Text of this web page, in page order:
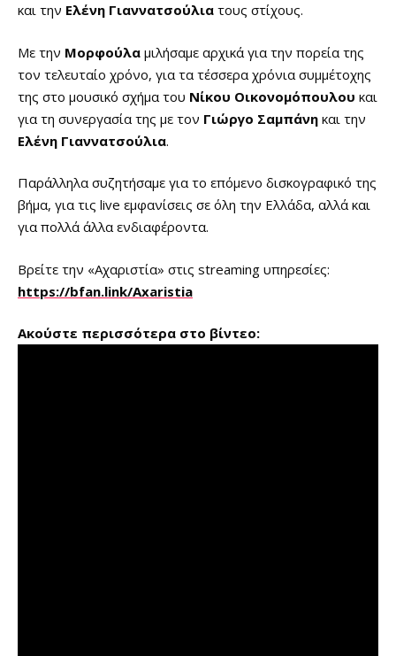
και την Ελένη Γιαννατσούλια τους στίχους.
Με την Μορφούλα μιλήσαμε αρχικά για την πορεία της
τον τελευταίο χρόνο, για τα τέσσερα χρόνια συμμέτοχης
της στο μουσικό σχήμα του Νίκου Οικονομόπουλου και
για τη συνεργασία της με τον Γιώργο Σαμπάνη και την
Ελένη Γιαννατσούλια.
Παράλληλα συζητήσαμε για το επόμενο δισκογραφικό της
βήμα, για τις live εμφανίσεις σε όλη την Ελλάδα, αλλά και
για πολλά άλλα ενδιαφέροντα.
Βρείτε την «Αχαριστία» στις streaming υπηρεσίες:
https://bfan.link/Axaristia
Ακούστε περισσότερα στο βίντεο: